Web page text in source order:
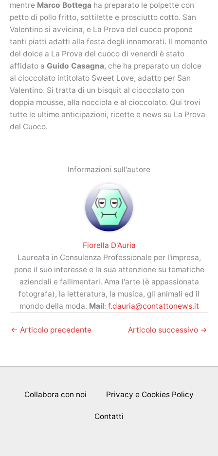
mentre Marco Bottega ha preparato le polpette con
petto di pollo fritto, sottilette e prosciutto cotto. San
Valentino si avvicina, e La Prova del cuoco propone
tanti piatti adatti alla festa degli innamorati. Il momento
del dolce a La Prova del cuoco di venerdì è stato
affidato a Guido Casagna, che ha preparato un dolce
al cioccolato intitolato Sweet Love, adatto per San
Valentino. Si tratta di un bisquit al cioccolato con
doppia mousse, alla nocciola e al cioccolato. Qui trovi
tutte le ultime anticipazioni, ricette e news su La Prova
del Cuoco.
Informazioni sull'autore
Fiorella D'Auria
Laureata in Consulenza Professionale per l'impresa,
pone il suo interesse e la sua attenzione su tematiche
aziendali e fallimentari. Ama l'arte (è appassionata
fotografa), la letteratura, la musica, gli animali ed il
mondo della moda. Mail: f.dauria@contattonews.it
← Articolo precedente Articolo successivo →
Collabora con noi Privacy e Cookies Policy
Contatti